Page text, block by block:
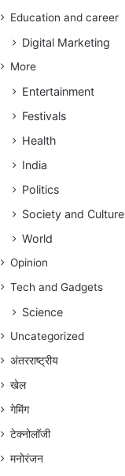
Education and career
Digital Marketing
More
Entertainment
Festivals
Health
India
Politics
Society and Culture
World
Opinion
Tech and Gadgets
Science
Uncategorized
अंतरराष्ट्रीय
खेल
गेमिंग
टेक्नोलॉजी
मनोरंजन